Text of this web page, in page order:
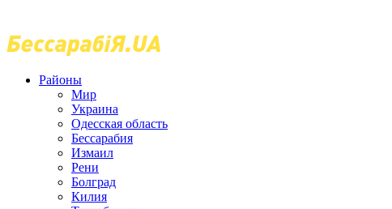
Районы
Мир
Украина
Одесская область
Бессарабия
Измаил
Рени
Болград
Килия